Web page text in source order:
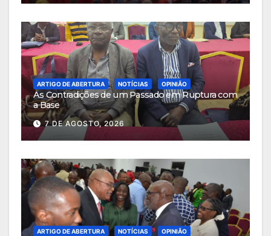
ARTIGO DE ABERTURA NOTÍCIAS OPINIÃO
As Contradições de um Passado em Ruptura com
a Base
7 DE AGOSTO, 2026
ARTIGO DE ABERTURA NOTÍCIAS OPINIÃO